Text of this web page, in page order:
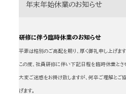
年末年始休業のお知らせ
研修に伴う臨時休業のお知らせ
平素は格別のご高配を賜り、厚く御礼申し上げます
この度、社員研修に伴い下記日程を臨時休業とさ
大変ご迷惑をお掛け致しますが、何卒ご理解とご
げます。